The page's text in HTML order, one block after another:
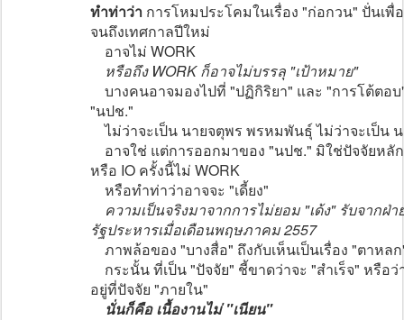
ทำท่าว่า การโหมประโคมในเรื่อง "ก่อกวน" ปั่นเพื่
จนถึงเทศกาลปีใหม่
อาจไม่ WORK
หรือถึง WORK ก็อาจไม่บรรลุ "เป้าหมาย"
บางคนอาจมองไปที่ "ปฏิกิริยา" และ "การโต้ตอ
"นปช."
ไม่ว่าจะเป็น นายจตุพร พรหมพันธุ์ ไม่ว่าจะเป็น
อาจใช่ แต่การออกมาของ "นปช." มิใช่ปัจจัยหลั
หรือ IO ครั้งนี้ไม่ WORK
หรือทำท่าว่าอาจจะ "เดี้ยง"
ความเป็นจริงมาจากการไม่ยอม "เด้ง" รับจากฝ่
รัฐประหารเมื่อเดือนพฤษภาคม 2557
ภาพล้อของ "บางสื่อ" ถึงกับเห็นเป็นเรื่อง "ตาหล
กระนั้น ที่เป็น "ปัจจัย" ชี้ขาดว่าจะ "สำเร็จ" หรือ
อยู่ที่ปัจจัย "ภายใน"
นั่นก็คือ เนื้องานไม่ "เนียน"